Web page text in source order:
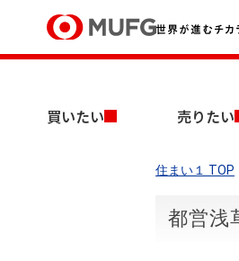
買いたい 売りたい
買いたいTOP
売りたいTOP
店舗案内TOP
会社情報TOP
採用情報TOP
売りたい
住まい１ TOP
都営浅